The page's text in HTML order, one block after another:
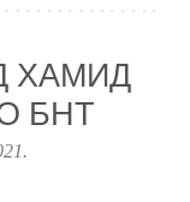
ХАМИД
БНТ
.